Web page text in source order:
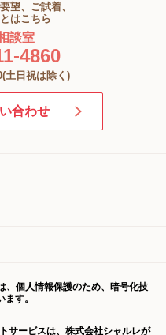
望、ご試着、
はこちら
談室
4860
土日祝は除く)
合わせ
、個人情報保護のため、暗号化技
す。
サービスは、株式会社シャルレが